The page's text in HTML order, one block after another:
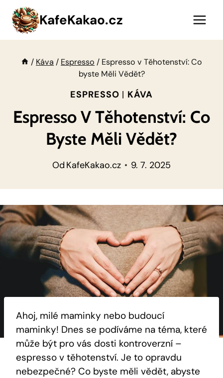
Přeskočit
obsah
KafeKakao.cz
/ Káva / Espresso / Espresso v Těhotenství: Co
byste Měli Vědět?
ESPRESSO | KÁVA
Espresso V Těhotenství: Co
Byste Měli Vědět?
Od KafeKakao.cz 9. 7. 2025
Ahoj, milé maminky nebo budoucí
maminky! Dnes se podíváme na téma, které
může být pro vás dosti kontroverzní –
espresso v těhotenství. Je to opravdu
nebezpečné? Co byste měli vědět, abyste